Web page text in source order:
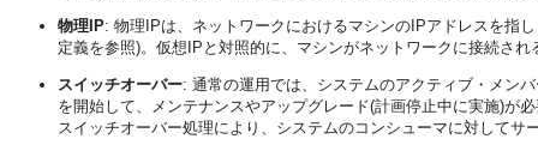
物理IP: 物理IPは、ネットワークにおけるマシンのIPアドレスを指
定義を参照)。仮想IPと対照的に、マシンがネットワークに接続さ
スイッチオーバー: 通常の運用では、システムのアクティブ・メン
を開始して、メンテナンスやアップグレード(計画停止中に実施)が
スイッチオーバー処理により、システムのコンシューマに対してサ